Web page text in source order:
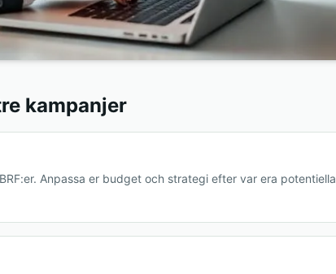
kampanjer
Anpassa er budget och strategi efter var era potentiella